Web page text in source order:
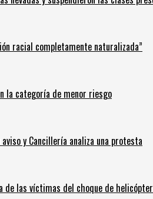
racial completamente naturalizada”
la categoría de menor riesgo
y Cancillería analiza una protesta
de las víctimas del choque de